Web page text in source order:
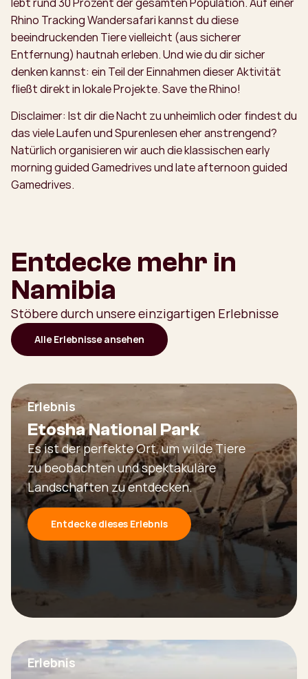
Rhino Tracking Wandersafari kannst du diese
beeindruckenden Tiere vielleicht (aus sicherer
Entfernung) hautnah erleben. Und wie du dir sicher
denken kannst: ein Teil der Einnahmen dieser Aktivität
fließt direkt in lokale Projekte. Save the Rhino!
Disclaimer: Ist dir die Nacht zu unheimlich oder findest du
das viele Laufen und Spurenlesen eher anstrengend?
Natürlich organisieren wir auch die klassischen early
morning guided Gamedrives und late afternoon guided
Gamedrives.
Entdecke mehr in
Namibia
Stöbere durch unsere einzigartigen Erlebnisse
Alle Erlebnisse ansehen
Erlebnis
Etosha National Park
Es ist der perfekte Ort, um wilde Tiere
zu beobachten und spektakuläre
Landschaften zu entdecken.
Entdecke dieses Erlebnis
Erlebnis